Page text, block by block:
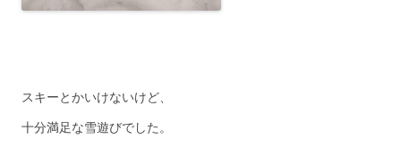
スキーとかいけないけど、
十分満足な雪遊びでした。